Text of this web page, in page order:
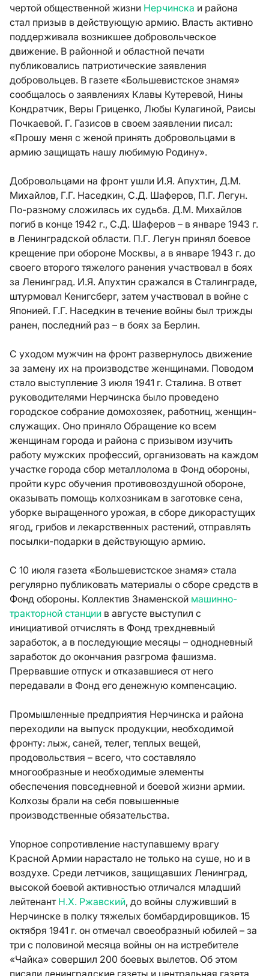
чертой общественной жизни Нерчинска и района
стал призыв в действующую армию. Власть активно
поддерживала возникшее добровольческое
движение. В районной и областной печати
публиковались патриотические заявления
добровольцев. В газете «Большевистское знамя»
сообщалось о заявлениях Клавы Кутеревой, Нины
Кондратчик, Веры Гриценко, Любы Кулагиной, Раисы
Почкаевой. Г. Газисов в своем заявлении писал:
«Прошу меня с женой принять добровольцами в
армию защищать нашу любимую Родину».
Добровольцами на фронт ушли И.Я. Апухтин, Д.М.
Михайлов, Г.Г. Наседкин, С.Д. Шаферов, П.Г. Легун.
По-разному сложилась их судьба. Д.М. Михайлов
погиб в конце 1942 г., С.Д. Шаферов – в январе 1943 г.
в Ленинградской области. П.Г. Легун принял боевое
крещение при обороне Москвы, а в январе 1943 г. до
своего второго тяжелого ранения участвовал в боях
за Ленинград. И.Я. Апухтин сражался в Сталинграде,
штурмовал Кенигсберг, затем участвовал в войне с
Японией. Г.Г. Наседкин в течение войны был трижды
ранен, последний раз – в боях за Берлин.
С уходом мужчин на фронт развернулось движение
за замену их на производстве женщинами. Поводом
стало выступление 3 июля 1941 г. Сталина. В ответ
руководителями Нерчинска было проведено
городское собрание домохозяек, работниц, женщин-
служащих. Оно приняло Обращение ко всем
женщинам города и района с призывом изучить
работу мужских профессий, организовать на каждом
участке города сбор металлолома в Фонд обороны,
пройти курс обучения противовоздушной обороне,
оказывать помощь колхозникам в заготовке сена,
уборке выращенного урожая, в сборе дикорастущих
ягод, грибов и лекарственных растений, отправлять
посылки-подарки в действующую армию.
С 10 июля газета «Большевистское знамя» стала
регулярно публиковать материалы о сборе средств в
Фонд обороны. Коллектив Знаменской машинно-
тракторной станции в августе выступил с
инициативой отчислять в Фонд трехдневный
заработок, а в последующие месяцы – однодневный
заработок до окончания разгрома фашизма.
Прервавшие отпуск и отказавшиеся от него
передавали в Фонд его денежную компенсацию.
Промышленные предприятия Нерчинска и района
переходили на выпуск продукции, необходимой
фронту: лыж, саней, телег, теплых вещей,
продовольствия – всего, что составляло
многообразные и необходимые элементы
обеспечения повседневной и боевой жизни армии.
Колхозы брали на себя повышенные
производственные обязательства.
Упорное сопротивление наступавшему врагу
Красной Армии нарастало не только на суше, но и в
воздухе. Среди летчиков, защищавших Ленинград,
высокой боевой активностью отличался младший
лейтенант Н.Х. Ржавский, до войны служивший в
Нерчинске в полку тяжелых бомбардировщиков. 15
октября 1941 г. он отмечал своеобразный юбилей – за
три с половиной месяца войны он на истребителе
«Чайка» совершил 200 боевых вылетов. Об этом
писали ленинградские газеты и центральная газета